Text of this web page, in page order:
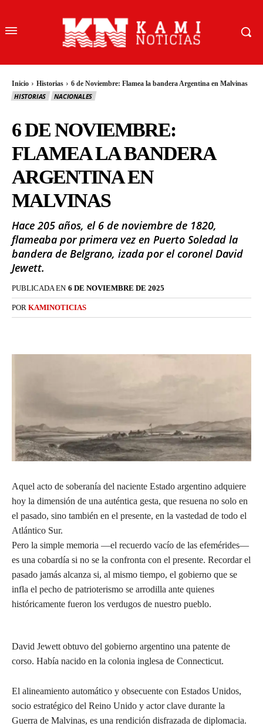
Inicio Historias 6 de Noviembre: Flamea la bandera Argentina en Malvinas
HISTORIAS NACIONALES
6 DE NOVIEMBRE:
FLAMEA LA BANDERA
ARGENTINA EN
MALVINAS
Hace 205 años, el 6 de noviembre de 1820,
flameaba por primera vez en Puerto Soledad la
bandera de Belgrano, izada por el coronel David
Jewett.
PUBLICADA EN 6 DE NOVIEMBRE DE 2025
POR KAMINOTICIAS
Aquel acto de soberanía del naciente Estado argentino adquiere
hoy la dimensión de una auténtica gesta, que resuena no solo en
el pasado, sino también en el presente, en la vastedad de todo el
Atlántico Sur.
Pero la simple memoria —el recuerdo vacío de las efemérides—
es una cobardía si no se la confronta con el presente. Recordar el
pasado jamás alcanza si, al mismo tiempo, el gobierno que se
infla el pecho de patrioterismo se arrodilla ante quienes
históricamente fueron los verdugos de nuestro pueblo.
David Jewett obtuvo del gobierno argentino una patente de
corso. Había nacido en la colonia inglesa de Connecticut.
El alineamiento automático y obsecuente con Estados Unidos,
socio estratégico del Reino Unido y actor clave durante la
Guerra de Malvinas, es una rendición disfrazada de diplomacia.